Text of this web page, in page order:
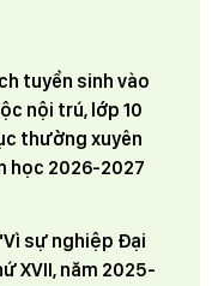
tuyển sinh vào
nội trú, lớp 10
thường xuyên
học 2026-2027
sự nghiệp Đại
XVII, năm 2025-